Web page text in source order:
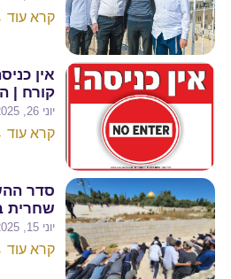
קרא עוד
אין
קורח |
יוני 26, 2025
קרא עוד
סדר
שחרית
יוני 15, 2025
קרא עוד